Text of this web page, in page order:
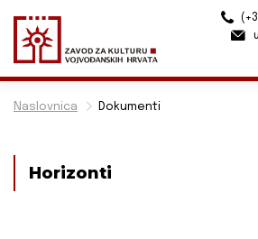
Naslovnica Dokumenti
Horizonti